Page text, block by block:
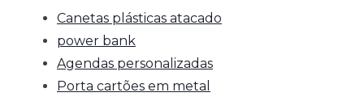
Canetas plásticas atacado
power bank
Agendas personalizadas
Porta cartões em metal